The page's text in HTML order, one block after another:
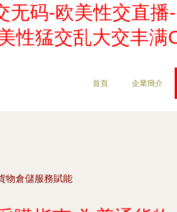
码-欧美性交直
性猛交乱大交丰满
首頁 企業簡介
物倉儲服務賦能